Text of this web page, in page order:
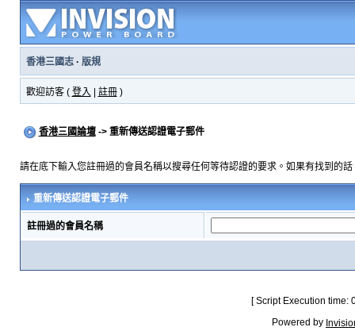
香港三國志· 版規
歡迎訪客 ( 登入 註冊)
香港三國論壇-> 重新傳送認證電子郵件
請在底下輸入您註冊過的會員名稱以搜尋任何等待認證的要求。如果有找到的
重新傳送認證電子郵件
註冊過的會員名稱
[ Script Execution
Powered by